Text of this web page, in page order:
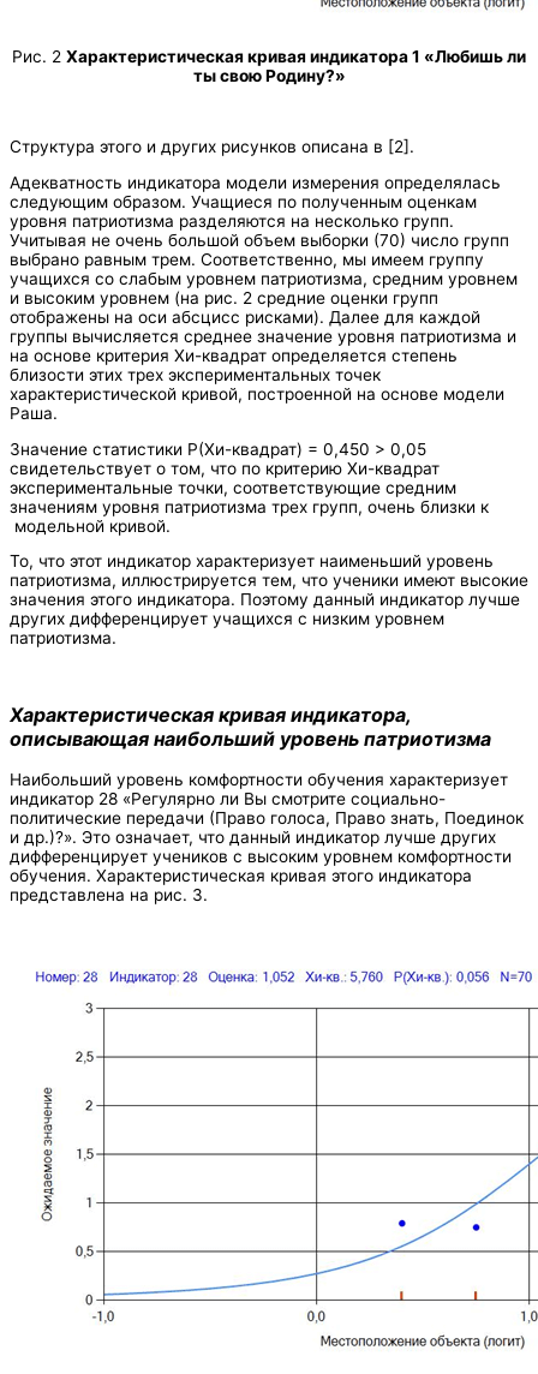
Рис. 2 Характеристическая кривая индикатора 1 «Любишь ли
ты свою Родину?»
Структура этого и других рисунков описана в [2].
Адекватность индикатора модели измерения определялась
следующим образом. Учащиеся по полученным оценкам
уровня патриотизма разделяются на несколько групп.
Учитывая не очень большой объем выборки (70) число групп
выбрано равным трем. Соответственно, мы имеем группу
учащихся со слабым уровнем патриотизма, средним уровнем
и высоким уровнем (на рис. 2 средние оценки групп
отображены на оси абсцисс рисками). Далее для каждой
группы вычисляется среднее значение уровня патриотизма и
на основе критерия Хи-квадрат определяется степень
близости этих трех экспериментальных точек
характеристической кривой, построенной на основе модели
Раша.
Значение статистики P(Хи-квадрат) = 0,450 > 0,05
свидетельствует о том, что по критерию Хи-квадрат
экспериментальные точки, соответствующие средним
значениям уровня патриотизма трех групп, очень близки к
модельной кривой.
То, что этот индикатор характеризует наименьший уровень
патриотизма, иллюстрируется тем, что ученики имеют высокие
значения этого индикатора. Поэтому данный индикатор лучше
других дифференцирует учащихся с низким уровнем
патриотизма.
Характеристическая кривая индикатора,
описывающая наибольший уровень патриотизма
Наибольший уровень комфортности обучения характеризует
индикатор 28 «Регулярно ли Вы смотрите социально-
политические передачи (Право голоса, Право знать, Поединок
и др.)?». Это означает, что данный индикатор лучше других
дифференцирует учеников с высоким уровнем комфортности
обучения. Характеристическая кривая этого индикатора
представлена на рис. 3.